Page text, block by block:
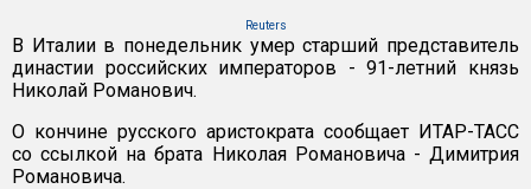
Reuters
В Италии в понедельник умер старший представитель
династии российских императоров - 91-летний князь
Николай Романович.
О кончине русского аристократа сообщает ИТАР-ТАСС
со ссылкой на брата Николая Романовича - Димитрия
Романовича.